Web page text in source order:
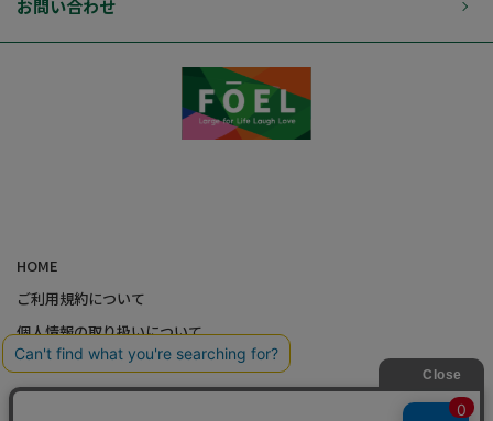
お問い合わせ
HOME
ご利用規約について
個人情報の取り扱いについて
特定商取引に基づく表記
会社概要